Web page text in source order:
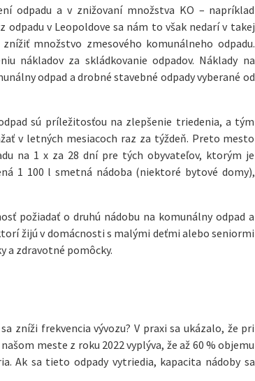
odpadu a v znižovaní množstva KO – napríklad
v Leopoldove sa nám to však nedarí v takej
množstvo zmesového komunálneho odpadu.
nákladov za skládkovanie odpadov. Náklady na
odpad a drobné stavebné odpady vyberané od
sú príležitosťou na zlepšenie triedenia, a tým
v letných mesiacoch raz za týždeň. Preto mesto
na 1 x za 28 dní pre tých obyvateľov, ktorým je
1 100 l smetná nádoba (niektoré bytové domy),
požiadať o druhú nádobu na komunálny odpad a
žijú v domácnosti s malými deťmi alebo seniormi
a zdravotné pomôcky.
zníži frekvencia vývozu? V praxi sa ukázalo, že pri
meste z roku 2022 vyplýva, že až 60 % objemu
Ak sa tieto odpady vytriedia, kapacita nádoby sa